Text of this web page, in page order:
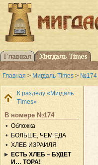
Главная > Мигдаль Times > №174
К разделу «Мигдаль
Times»
В номере №174
Обложка
БОЛЬШЕ, ЧЕМ ЕДА
ХЛЕБ ИЗРАИЛЯ
ЕСТЬ ХЛЕБ – БУДЕТ
И… ТОРА!